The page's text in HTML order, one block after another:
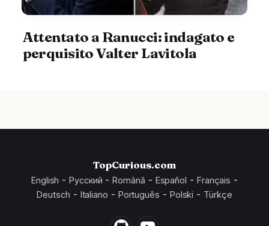
Attentato a Ranucci: indagato e
perquisito Valter Lavitola
TopCurious.com
English -Русский -Română - Español - Français -
Deutsch - Italiano - Português - Polski - Türkçe